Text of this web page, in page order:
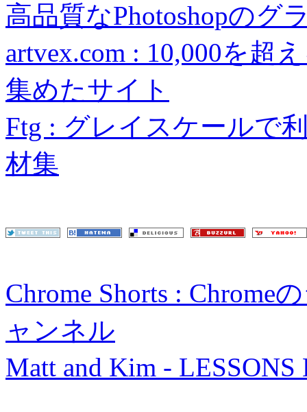
高品質なPhotoshopのグ
artvex.com : 10,000を超
集めたサイト
Ftg : グレイスケールで
材集
Chrome Shorts : Chrome
ャンネル
Matt and Kim -